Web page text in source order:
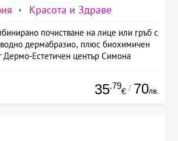
Красота и Здраве
почистване на лице или гръб с
дермабразио, плюс биохимичен
Дермо-Естетичен център Симона
35.79
€ / 70лв.